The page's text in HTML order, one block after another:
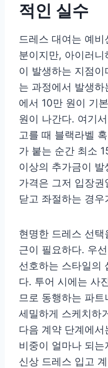
적인 실수
드레스 대여는 예
분이지만, 아이러
이 발생하는 지점
는 과정에서 발생
에서 10만 원이 기
원이 나간다. 여기
고를 때 블랙라벨
가 붙는 순간 최소
이상의 추가금이
가격은 그저 입장
닫고 좌절하는 경우
현명한 드레스 선
근이 필요하다. 우
선호하는 스타일의
다. 투어 시에는 사
므로 동행하는 파
세밀하게 스케치하
다음 계약 단계에
비중이 얼마나 되
신상 드레스 입고